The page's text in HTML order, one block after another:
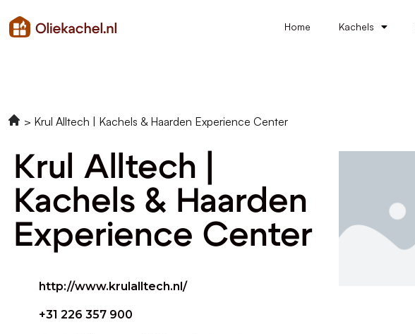
Home Kachels
Krul Alltech | Kachels & Haarden Experience Center
Krul Alltech |
Kachels & Haarden
Experience Center
http://www.krulalltech.nl/
+31 226 357 900